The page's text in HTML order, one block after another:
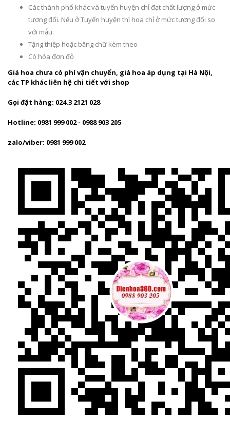
Các thành phố khác và tuyến huyện chỉ đạt chất lượng ở mức
tương đối. Nếu ở Tuyến huyện thì hoa chỉ ở mức tương đối so
với mẫu.
Tặng thiệp hoặc băng chữ kèm theo
Có hóa đơn đỏ
Giá hoa chưa có phí vận chuyển, giá hoa áp dụng tại Hà Nội,
các TP khác liên hệ chi tiết với shop
Gọi đặt hàng: 024.3 2121 028
Hotline: 0981 999 002 - 0988 903 205
zalo/viber: 0981 999 002